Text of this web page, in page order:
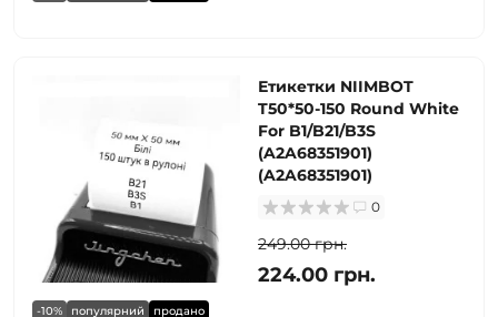
-10% популярний продано
Етикетки NIIMBOT
T50*50-150 Round White
For B1/B21/B3S
(A2A68351901)
(A2A68351901)
0
249.00 грн.
224.00 грн.